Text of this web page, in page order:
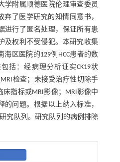
学附属顺德医院伦理审查委员
弃了医学研究的知情同意书，
进行了匿名处理，保证所有患
及权利不受侵犯。本研究收集
区医院的129例HCC患者的数
括：经病理分析证实CK19状
检查；未接受治疗性切除手
指标或MRI影像；MRI影像中
的问题。根据以上纳入标准，
究队列。研究队列的病例排除